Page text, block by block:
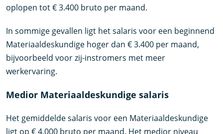
oplopen tot € 3.400 bruto per maand.
In sommige gevallen ligt het salaris voor een beginnend
Materiaaldeskundige hoger dan € 3.400 per maand,
bijvoorbeeld voor zij-instromers met meer
werkervaring.
Medior Materiaaldeskundige salaris
Het gemiddelde salaris voor een Materiaaldeskundige
ligt op € 4.000 bruto per maand. Het medior niveau